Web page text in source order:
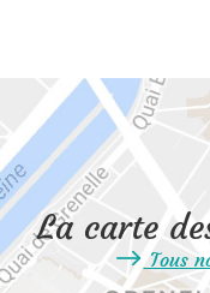
La carte
Tous